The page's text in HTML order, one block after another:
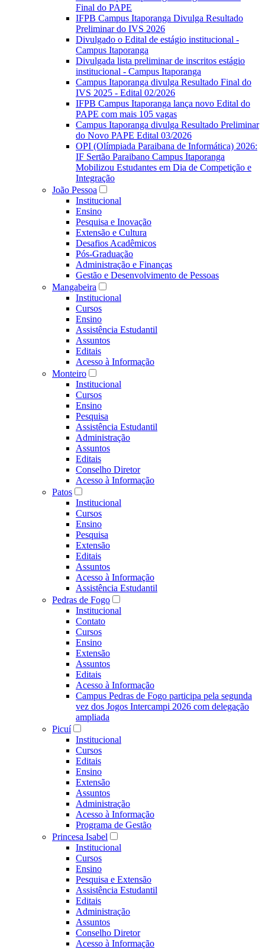
Final do PAPE
IFPB Campus Itaporanga Divulga Resultado
Preliminar do IVS 2026
Divulgado o Edital de estágio institucional -
Campus Itaporanga
Divulgada lista preliminar de inscritos estágio
institucional - Campus Itaporanga
Campus Itaporanga divulga Resultado Final do
IVS 2025 - Edital 02/2026
IFPB Campus Itaporanga lança novo Edital do
PAPE com mais 105 vagas
Campus Itaporanga divulga Resultado Preliminar
do Novo PAPE Edital 03/2026
OPI (Olímpiada Paraibana de Informática) 2026:
IF Sertão Paraibano Campus Itaporanga
Mobilizou Estudantes em Dia de Competição e
Integração
João Pessoa
Institucional
Ensino
Pesquisa e Inovação
Extensão e Cultura
Desafios Acadêmicos
Pós-Graduação
Administração e Finanças
Gestão e Desenvolvimento de Pessoas
Mangabeira
Institucional
Cursos
Ensino
Assistência Estudantil
Assuntos
Editais
Acesso à Informação
Monteiro
Institucional
Cursos
Ensino
Pesquisa
Assistência Estudantil
Administração
Assuntos
Editais
Conselho Diretor
Acesso à Informação
Patos
Institucional
Cursos
Ensino
Pesquisa
Extensão
Editais
Assuntos
Acesso à Informação
Assistência Estudantil
Pedras de Fogo
Institucional
Contato
Cursos
Ensino
Extensão
Assuntos
Editais
Acesso à Informação
Campus Pedras de Fogo participa pela segunda
vez dos Jogos Intercampi 2026 com delegação
ampliada
Picuí
Institucional
Cursos
Editais
Ensino
Extensão
Assuntos
Administração
Acesso à Informação
Programa de Gestão
Princesa Isabel
Institucional
Cursos
Ensino
Pesquisa e Extensão
Assistência Estudantil
Editais
Administração
Assuntos
Conselho Diretor
Acesso à Informação